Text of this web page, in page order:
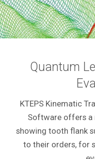
Quantum
KTEPS Kinematic
Software offers a
showing tooth flank
to their orders, for